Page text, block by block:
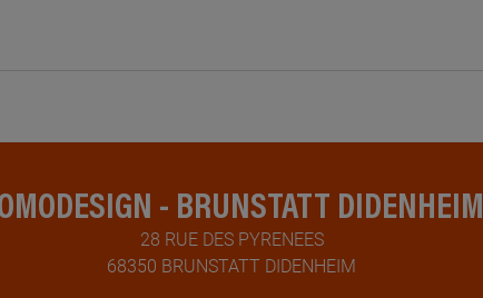
- BRUNSTATT DIDENHEIM
28 RUE DES PYRENEES
68350 BRUNSTATT DIDENHEIM